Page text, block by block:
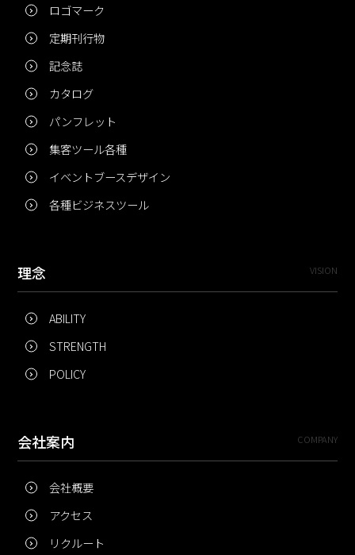
ロゴマーク
定期刊行物
記念誌
カタログ
パンフレット
集客ツール各種
イベントブースデザイン
各種ビジネスツール
理念 VISION
ABILITY
STRENGTH
POLICY
会社案内 COMPANY
会社概要
アクセス
リクルート